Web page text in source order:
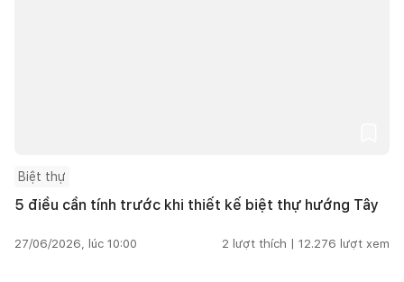
Biệt thự
5 điều cần tính trước khi thiết kế biệt thự hướng Tây
27/06/2026, lúc 10:00 2 lượt thích | 12.276 lượt xem